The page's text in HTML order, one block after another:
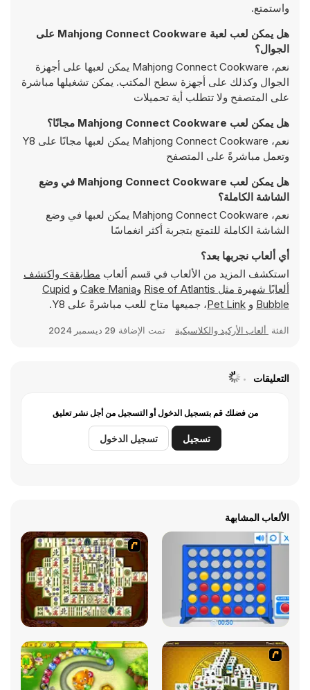
واستمتع.
هل يمكن لعب لعبة Mahjong Connect Cookware على
الجوال؟
نعم، Mahjong Connect Cookware يمكن لعبها على أجهزة
الجوال وكذلك على أجهزة سطح المكتب. يمكن تشغيلها مباشرة
على المتصفح ولا تتطلب أية تحميلات
هل يمكن لعب Mahjong Connect Cookware مجانًا؟
نعم، Mahjong Connect Cookware يمكن لعبها مجانًا على Y8
وتعمل مباشرةً على المتصفح
هل يمكن لعب Mahjong Connect Cookware في وضع
الشاشة الكاملة؟
نعم، Mahjong Connect Cookware يمكن لعبها في وضع
الشاشة الكاملة للتمتع بتجربة أكثر انغماسًا
أي ألعاب نجربها بعد؟
استكشف المزيد من الألعاب في قسم ألعاب
مطابقة> واكتشف
ألعابًا شهيرة مثل Rise of Atlantis وCake Mania و Cupid
Bubble و Pet Link، جميعها متاح للعب مباشرةً على Y8.
الفئة ألعاب الأركيد والكلاسيكية تمت الإضافة 29 ديسمبر 2024
التعليقات
من فضلك قم بتسجيل الدخول أو التسجيل من أجل نشر تعليق
تسجيل تسجيل الدخول
الألعاب المشابهة